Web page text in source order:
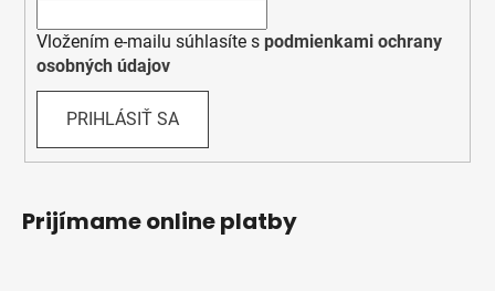
Vložením e-mailu súhlasíte s podmienkami ochrany
osobných údajov
PRIHLÁSIŤ SA
Prijímame online platby